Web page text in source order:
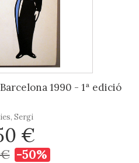
1990 - 1ª edició
Sergi
€
-50%